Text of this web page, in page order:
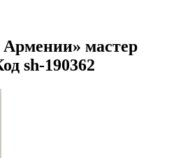
мастер
sh-190362